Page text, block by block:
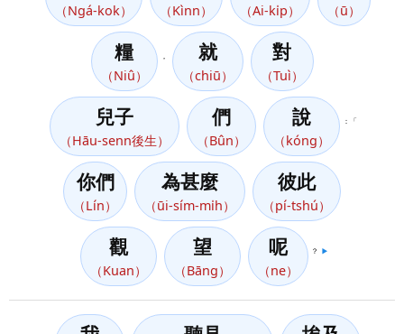
（Ngá-kok） （Kìnn） （Ai-ki̍p） （ū）
糧
（Niû）
就
（chiū）
對
（Tuì）
兒子
（Hāu-senn後生）
們
（Bûn）
說
（kóng）
：「
你們
（Lín）
為甚麼
（ūi-sím-mi̍h）
彼此
（pí-tshú）
觀
（Kuan）
望
（Bāng）
呢
（ne）
？ ▶️